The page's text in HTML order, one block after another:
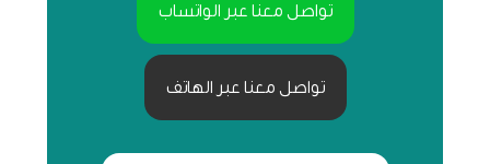
تواصل معنا عبر الواتساب
تواصل معنا عبر الهاتف